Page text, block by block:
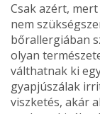
Csak azért,
nem
bőrallergiában
olyan
válthatnak ki
gyapjúszálak
viszke­tés, akár